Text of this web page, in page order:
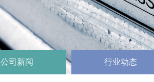
公司新闻 行业动态